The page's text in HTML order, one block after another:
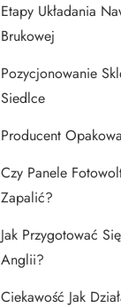
Etapy Układania
Brukowej
Pozycjonowanie
Siedlce
Producent
Czy Panele
Zapalić?
Jak Przygotować
Anglii?
Ciekawość Jak